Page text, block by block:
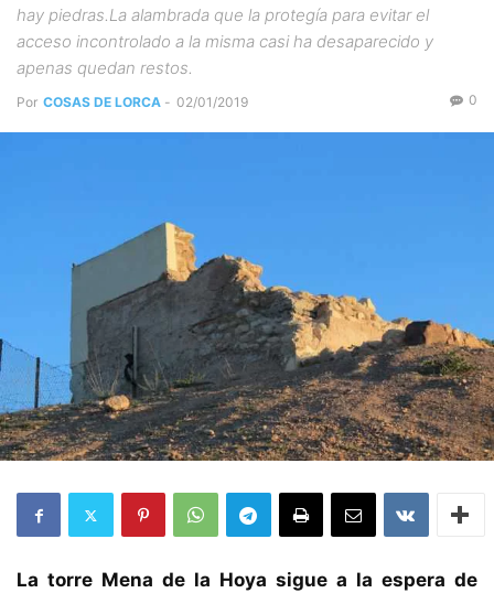
hay piedras.La alambrada que la protegía para evitar el
acceso incontrolado a la misma casi ha desaparecido y
apenas quedan restos.
Por COSAS DE LORCA - 02/01/2019 0
La torre Mena de la Hoya sigue a la espera de